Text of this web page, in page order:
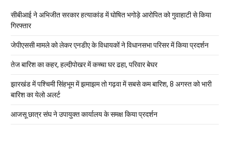
सीबीआई ने अभिजीत सरकार हत्याकांड में घोषित भगोड़े आरोपित को गुवाहाटी से किया
गिरफ्तार
जेपीएससी मामले को लेकर एनडीए के विधायकों ने विधानसभा परिसर में किया प्रदर्शन
तेज बारिश का कहर, हल्दीपोखर में कच्चा घर ढहा, परिवार बेघर
झारखंड में पश्चिमी सिंहभूम में झमाझम तो गढ़वा में सबसे कम बारिश, 8 अगस्त को भारी
बारिश का येलो अलर्ट
आजसू छात्र संघ ने उपायुक्त कार्यालय के समक्ष किया प्रदर्शन